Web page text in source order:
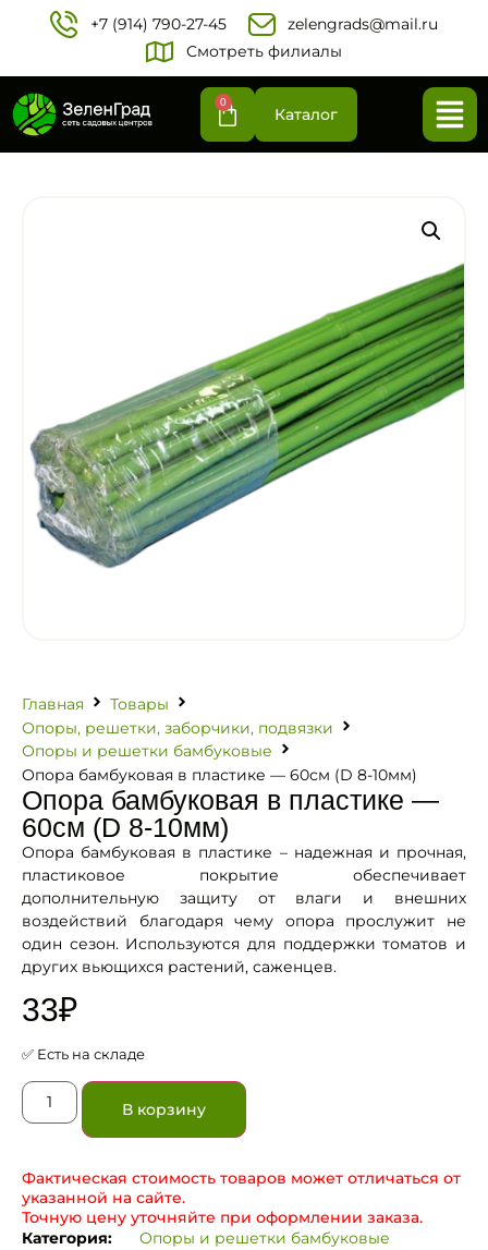
+7 (914) 790-27-45‬
zelengrads@mail.ru
Смотреть филиалы
0
Каталог
Главная
Товары
Опоры, решетки, заборчики, подвязки
Опоры и решетки бамбуковые
Опора бамбуковая в пластике — 60см (D 8-10мм)
Опора бамбуковая в пластике —
60см (D 8-10мм)
Опора бамбуковая в пластике – надежная и прочная,
пластиковое покрытие обеспечивает
дополнительную защиту от влаги и внешних
воздействий благодаря чему опора прослужит не
один сезон. Используются для поддержки томатов и
других вьющихся растений, саженцев.
33₽
✅ Есть на складе
В корзину
Фактическая стоимость товаров может отличаться от
указанной на сайте.
Точную цену уточняйте при оформлении заказа.
Категория:
Опоры и решетки бамбуковые